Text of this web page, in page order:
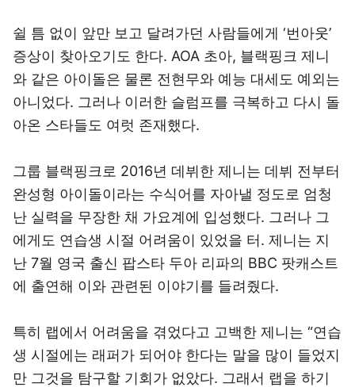
쉴 틈 없이 앞만 보고 달려가던 사람들에게 ‘번아웃’
증상이 찾아오기도 한다. AOA 초아, 블랙핑크 제니
와 같은 아이돌은 물론 전현무와 예능 대세도 예외는
아니었다. 그러나 이러한 슬럼프를 극복하고 다시 돌
아온 스타들도 여럿 존재했다.
그룹 블랙핑크로 2016년 데뷔한 제니는 데뷔 전부터
완성형 아이돌이라는 수식어를 자아낼 정도로 엄청
난 실력을 무장한 채 가요계에 입성했다. 그러나 그
에게도 연습생 시절 어려움이 있었을 터. 제니는 지
난 7월 영국 출신 팝스타 두아 리파의 BBC 팟캐스트
에 출연해 이와 관련된 이야기를 들려줬다.
특히 랩에서 어려움을 겪었다고 고백한 제니는 “연습
생 시절에는 래퍼가 되어야 한다는 말을 많이 들었지
만 그것을 탐구할 기회가 없았다. 그래서 랩을 하기